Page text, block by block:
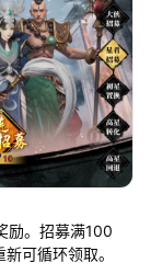
励。招募满100
可循环领取。